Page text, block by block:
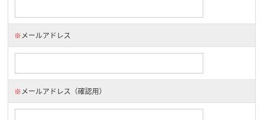
※メールアドレス
※メールアドレス（確認用）